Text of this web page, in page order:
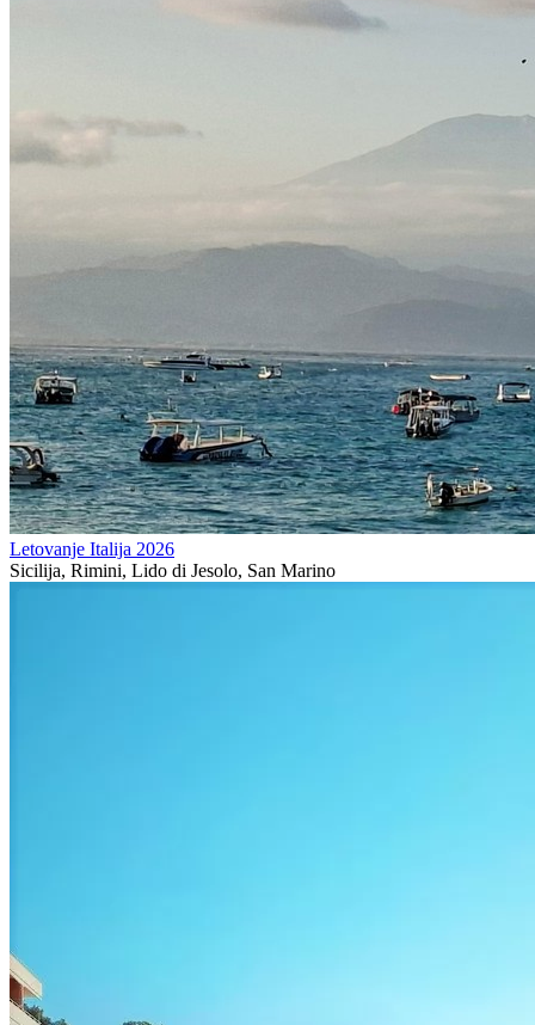
Letovanje Italija 2026
Sicilija, Rimini, Lido di Jesolo, San Marino